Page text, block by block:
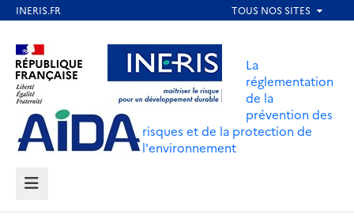
contenu
principal
Aller au contenu Aller au menu
Aller au pied de page
La
réglementation
de la
prévention des
risques et de la protection de
l'environnement
MENU